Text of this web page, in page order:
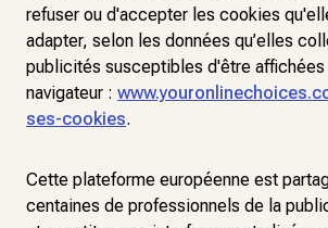
refuser ou d'accepter les cookies
adapter, selon les données qu’elles
publicités susceptibles d'être affichées
navigateur :
ses-cookies.
Cette plateforme européenne est
centaines de professionnels de la